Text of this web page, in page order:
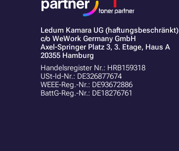
Ledum Kamara UG (haftungsbeschränkt)
c/o WeWork Germany GmbH
Axel-Springer Platz 3, 3. Etage, Haus A
20355 Hamburg
Handelsregister Nr.: HRB159318
USt-Id-Nr.: DE326877674
WEEE-Reg.-Nr.: DE93672886
BattG-Reg.-Nr.: DE18276761